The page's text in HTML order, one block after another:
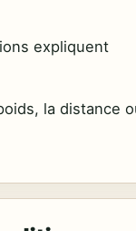
expliquent
la distance